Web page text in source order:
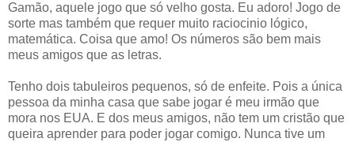
Gamão, aquele jogo que só velho gosta. Eu adoro! Jogo de
sorte mas também que requer muito raciocinio lógico,
matemática. Coisa que amo! Os números são bem mais
meus amigos que as letras.
Tenho dois tabuleiros pequenos, só de enfeite. Pois a única
pessoa da minha casa que sabe jogar é meu irmão que
mora nos EUA. E dos meus amigos, não tem um cristão que
queira aprender para poder jogar comigo. Nunca tive um